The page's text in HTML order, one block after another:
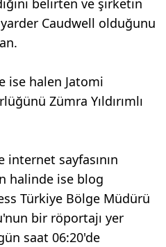
Caudwell olduğunu
ise halen Jatomi
Zümra Yıldırımlı
internet sayfasının
halinde ise blog
Türkiye Bölge Müdürü
bir röportajı yer
saat 06:20'de